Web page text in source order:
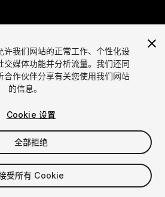
通过Unity出售资源
出售资源
资源上传指南
发布商登录
常见问题
我们网站的正常工作、个性化设
交媒体功能并分析流量。我们还同
合作伙伴分享有关您使用我们网站
的信息。
Cookie 设置
全部拒绝
受所有 Cookie